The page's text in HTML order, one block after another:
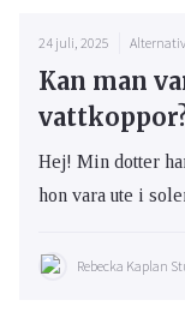
24 juli, 2025
Kan man
Hej! Min dotter
hon vara ute i
Rebecka Kaplan